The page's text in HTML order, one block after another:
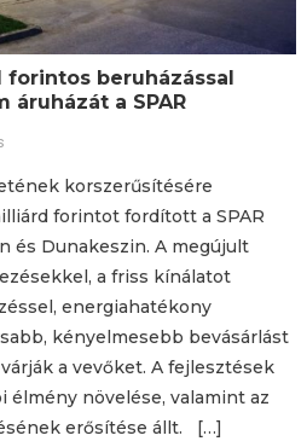
beruházással
áruházát a SPAR
korszerűsítésére
forintot fordított a SPAR
és Dunakeszin. A megújult
a friss kínálatot
energiahatékony
kényelmesebb bevásárlást
a vevőket. A fejlesztések
élmény növelése, valamint az
erősítése állt. […]